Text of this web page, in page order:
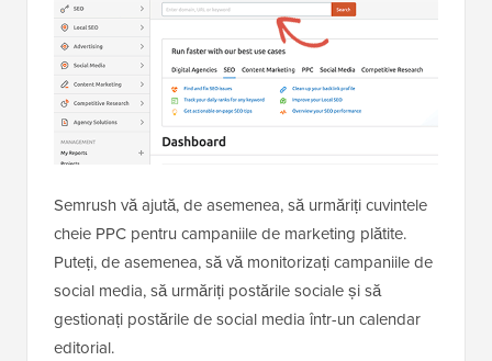
Semrush vă ajută, de asemenea, să urmăriți cuvintele
cheie PPC pentru campaniile de marketing plătite.
Puteți, de asemenea, să vă monitorizați campaniile de
social media, să urmăriți postările sociale și să
gestionați postările de social media într-un calendar
editorial.